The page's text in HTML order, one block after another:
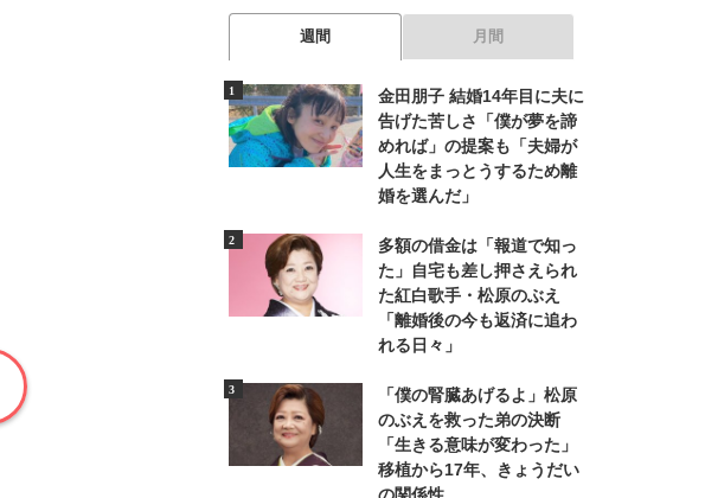
週間 月間
金田朋子 結婚14年目に夫に
告げた苦しさ「僕が夢を諦
めれば」の提案も「夫婦が
人生をまっとうするため離
婚を選んだ」
多額の借金は「報道で知っ
た」自宅も差し押さえられ
た紅白歌手・松原のぶえ
「離婚後の今も返済に追わ
れる日々」
「僕の腎臓あげるよ」松原
のぶえを救った弟の決断
「生きる意味が変わった」
移植から17年、きょうだい